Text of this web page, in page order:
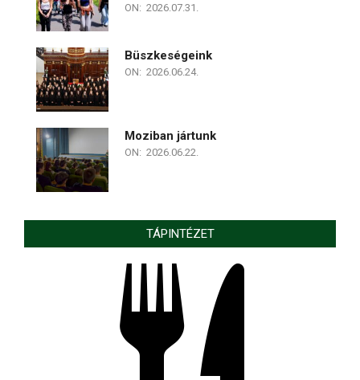
ON: 2026.07.31.
Büszkeségeink
ON: 2026.06.24.
Moziban jártunk
ON: 2026.06.22.
TÁPINTÉZET